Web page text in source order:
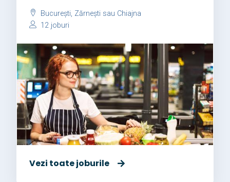
București, Zărnești sau Chiajna
12 joburi
Vezi toate joburile